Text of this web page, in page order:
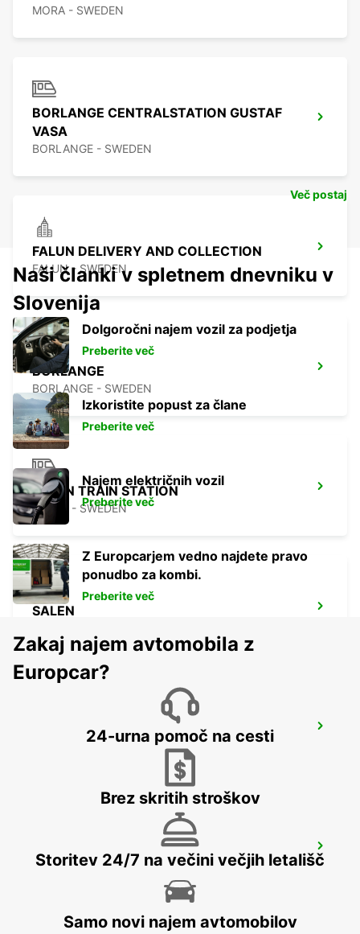
MORA - SWEDEN
BORLANGE CENTRALSTATION GUSTAF
VASA
BORLANGE - SWEDEN
FALUN DELIVERY AND COLLECTION
FALUN - SWEDEN
BORLANGE
BORLANGE - SWEDEN
FALUN TRAIN STATION
FALUN - SWEDEN
SALEN
SCANDINAVIAN MOUNTAIN
LUDVIKA
LUDVIKA - SWEDEN
Več postaj
Naši članki v spletnem dnevniku v
Slovenija
Dolgoročni najem vozil za podjetja
Preberite več
Izkoristite popust za člane
Preberite več
Najem električnih vozil
Preberite več
Z Europcarjem vedno najdete pravo
ponudbo za kombi.
Preberite več
Zakaj najem avtomobila z
Europcar?
24-urna pomoč na cesti
Brez skritih stroškov
Storitev 24/7 na večini večjih letališč
Samo novi najem avtomobilov